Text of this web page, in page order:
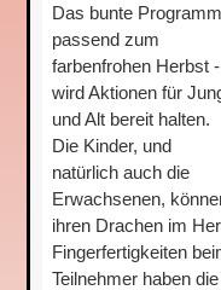
Das bunte
passend zum
farbenfrohen Herbst -
wird Aktionen für
und Alt bereit halten.
Die Kinder, und
natürlich auch die
Erwachsenen,
ihren Drachen im
Fingerfertigkeiten
Teilnehmer haben